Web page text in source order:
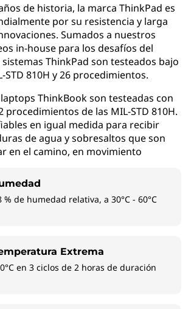
Windows 11 Pro con AMD Ryzen™
de última generación, la portátil
T14s 6ta Gen (14 AMD) te
de manera más inteligente.
de procesamiento neural (NPU)
50 billones de operaciones
(TOPS) de descarga de tareas
un motor de IA, lo que aumenta
eficiencia del sistema como tu
productividad.
disponibles. La sincronización varía según el
y la región. Ver aka.ms/copilotpluspcs
de historia, la marca ThinkPad es
por su resistencia y larga
Sumados a nuestros
in-house para los desafíos del
ThinkPad son testeados bajo
STD 810H y 26 procedimientos.
ThinkBook son testeadas con
procedimientos de las MIL-STD 810H.
en igual medida para recibir
de agua y sobresaltos que son
en el camino, en movimiento
% de humedad relativa, a 30°C - 60°C
Extrema
en 3 ciclos de 2 horas de duración